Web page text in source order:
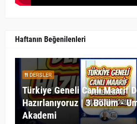
Haftanın Beğenilenleri
DERSLER
Türkiye Geneli Canlı Maarif
Hazırlanıyoruz | 3.Bölüm -
Akademi